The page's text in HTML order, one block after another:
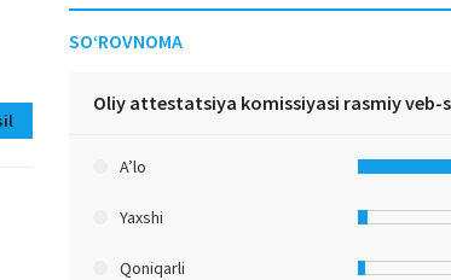
SO‘ROVNOMA
Oliy attestatsiya komissiyasi rasmiy
A’lo
Yaxshi
Qoniqarli